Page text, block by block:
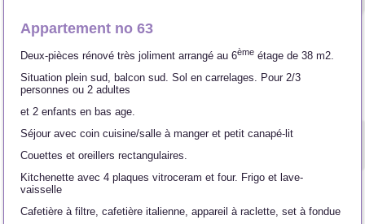
Appartement no 63
Deux-pièces rénové très joliment arrangé au 6ème étage de 38 m2.
Situation plein sud, balcon sud. Sol en carrelages. Pour 2/3
personnes ou 2 adultes
et 2 enfants en bas age.
Séjour avec coin cuisine/salle à manger et petit canapé-lit
Couettes et oreillers rectangulaires.
Kitchenette avec 4 plaques vitroceram et four. Frigo et lave-
vaisselle
Cafetière à filtre, cafetière italienne, appareil à raclette, set à fondue